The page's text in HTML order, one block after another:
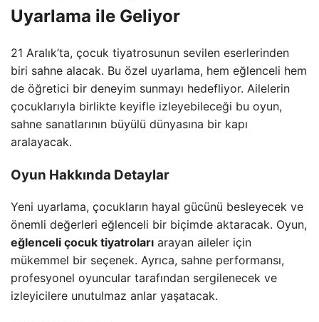
Uyarlama ile Geliyor
21 Aralık’ta, çocuk tiyatrosunun sevilen eserlerinden
biri sahne alacak. Bu özel uyarlama, hem eğlenceli hem
de öğretici bir deneyim sunmayı hedefliyor. Ailelerin
çocuklarıyla birlikte keyifle izleyebileceği bu oyun,
sahne sanatlarının büyülü dünyasına bir kapı
aralayacak.
Oyun Hakkında Detaylar
Yeni uyarlama, çocukların hayal gücünü besleyecek ve
önemli değerleri eğlenceli bir biçimde aktaracak. Oyun,
eğlenceli çocuk tiyatroları arayan aileler için
mükemmel bir seçenek. Ayrıca, sahne performansı,
profesyonel oyuncular tarafından sergilenecek ve
izleyicilere unutulmaz anlar yaşatacak.